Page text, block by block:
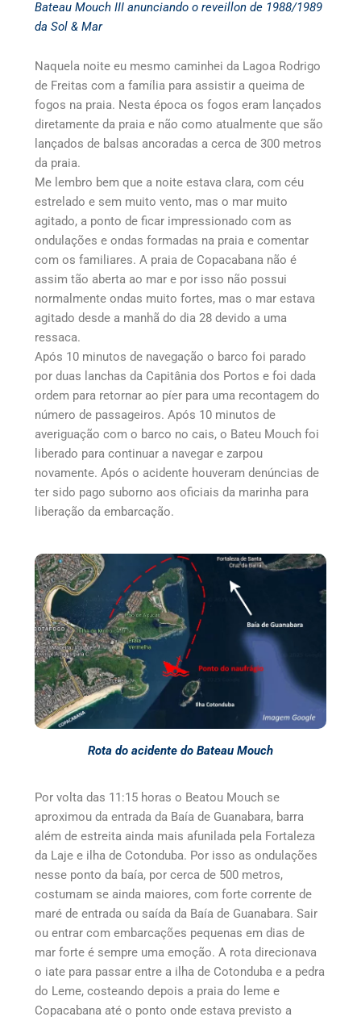
Bateau Mouch III anunciando o reveillon de 1988/1989
da Sol & Mar
Naquela noite eu mesmo caminhei da Lagoa Rodrigo
de Freitas com a família para assistir a queima de
fogos na praia. Nesta época os fogos eram lançados
diretamente da praia e não como atualmente que são
lançados de balsas ancoradas a cerca de 300 metros
da praia.
Me lembro bem que a noite estava clara, com céu
estrelado e sem muito vento, mas o mar muito
agitado, a ponto de ficar impressionado com as
ondulações e ondas formadas na praia e comentar
com os familiares. A praia de Copacabana não é
assim tão aberta ao mar e por isso não possui
normalmente ondas muito fortes, mas o mar estava
agitado desde a manhã do dia 28 devido a uma
ressaca.
Após 10 minutos de navegação o barco foi parado
por duas lanchas da Capitânia dos Portos e foi dada
ordem para retornar ao píer para uma recontagem do
número de passageiros. Após 10 minutos de
averiguação com o barco no cais, o Bateu Mouch foi
liberado para continuar a navegar e zarpou
novamente. Após o acidente houveram denúncias de
ter sido pago suborno aos oficiais da marinha para
liberação da embarcação.
Rota do acidente do Bateau Mouch
Por volta das 11:15 horas o Beatou Mouch se
aproximou da entrada da Baía de Guanabara, barra
além de estreita ainda mais afunilada pela Fortaleza
da Laje e ilha de Cotonduba. Por isso as ondulações
nesse ponto da baía, por cerca de 500 metros,
costumam se ainda maiores, com forte corrente de
maré de entrada ou saída da Baía de Guanabara. Sair
ou entrar com embarcações pequenas em dias de
mar forte é sempre uma emoção. A rota direcionava
o iate para passar entre a ilha de Cotonduba e a pedra
do Leme, costeando depois a praia do leme e
Copacabana até o ponto onde estava previsto a